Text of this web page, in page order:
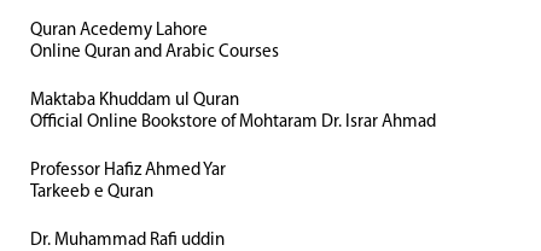
Quran Acedemy Lahore
Online Quran and Arabic Courses
Maktaba Khuddam ul Quran
Official Online Bookstore of Mohtaram Dr. Israr Ahmad
Professor Hafiz Ahmed Yar
Tarkeeb e Quran
Dr. Muhammad Rafi uddin